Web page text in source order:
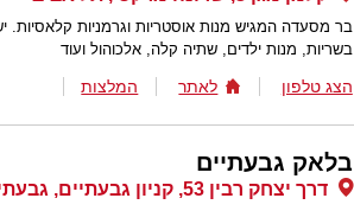
בר מסעדה המגיש מנות אוסטריות וגרמניות קלאסיות.
בשריות, מנות ילדים, שתיה קלה, אלכוהול ועוד
הצג טלפון לאתר המלצות
בלאק גבעתיים
דרך יצחק רבין 53, קניון גבעתיים, גבעתיים